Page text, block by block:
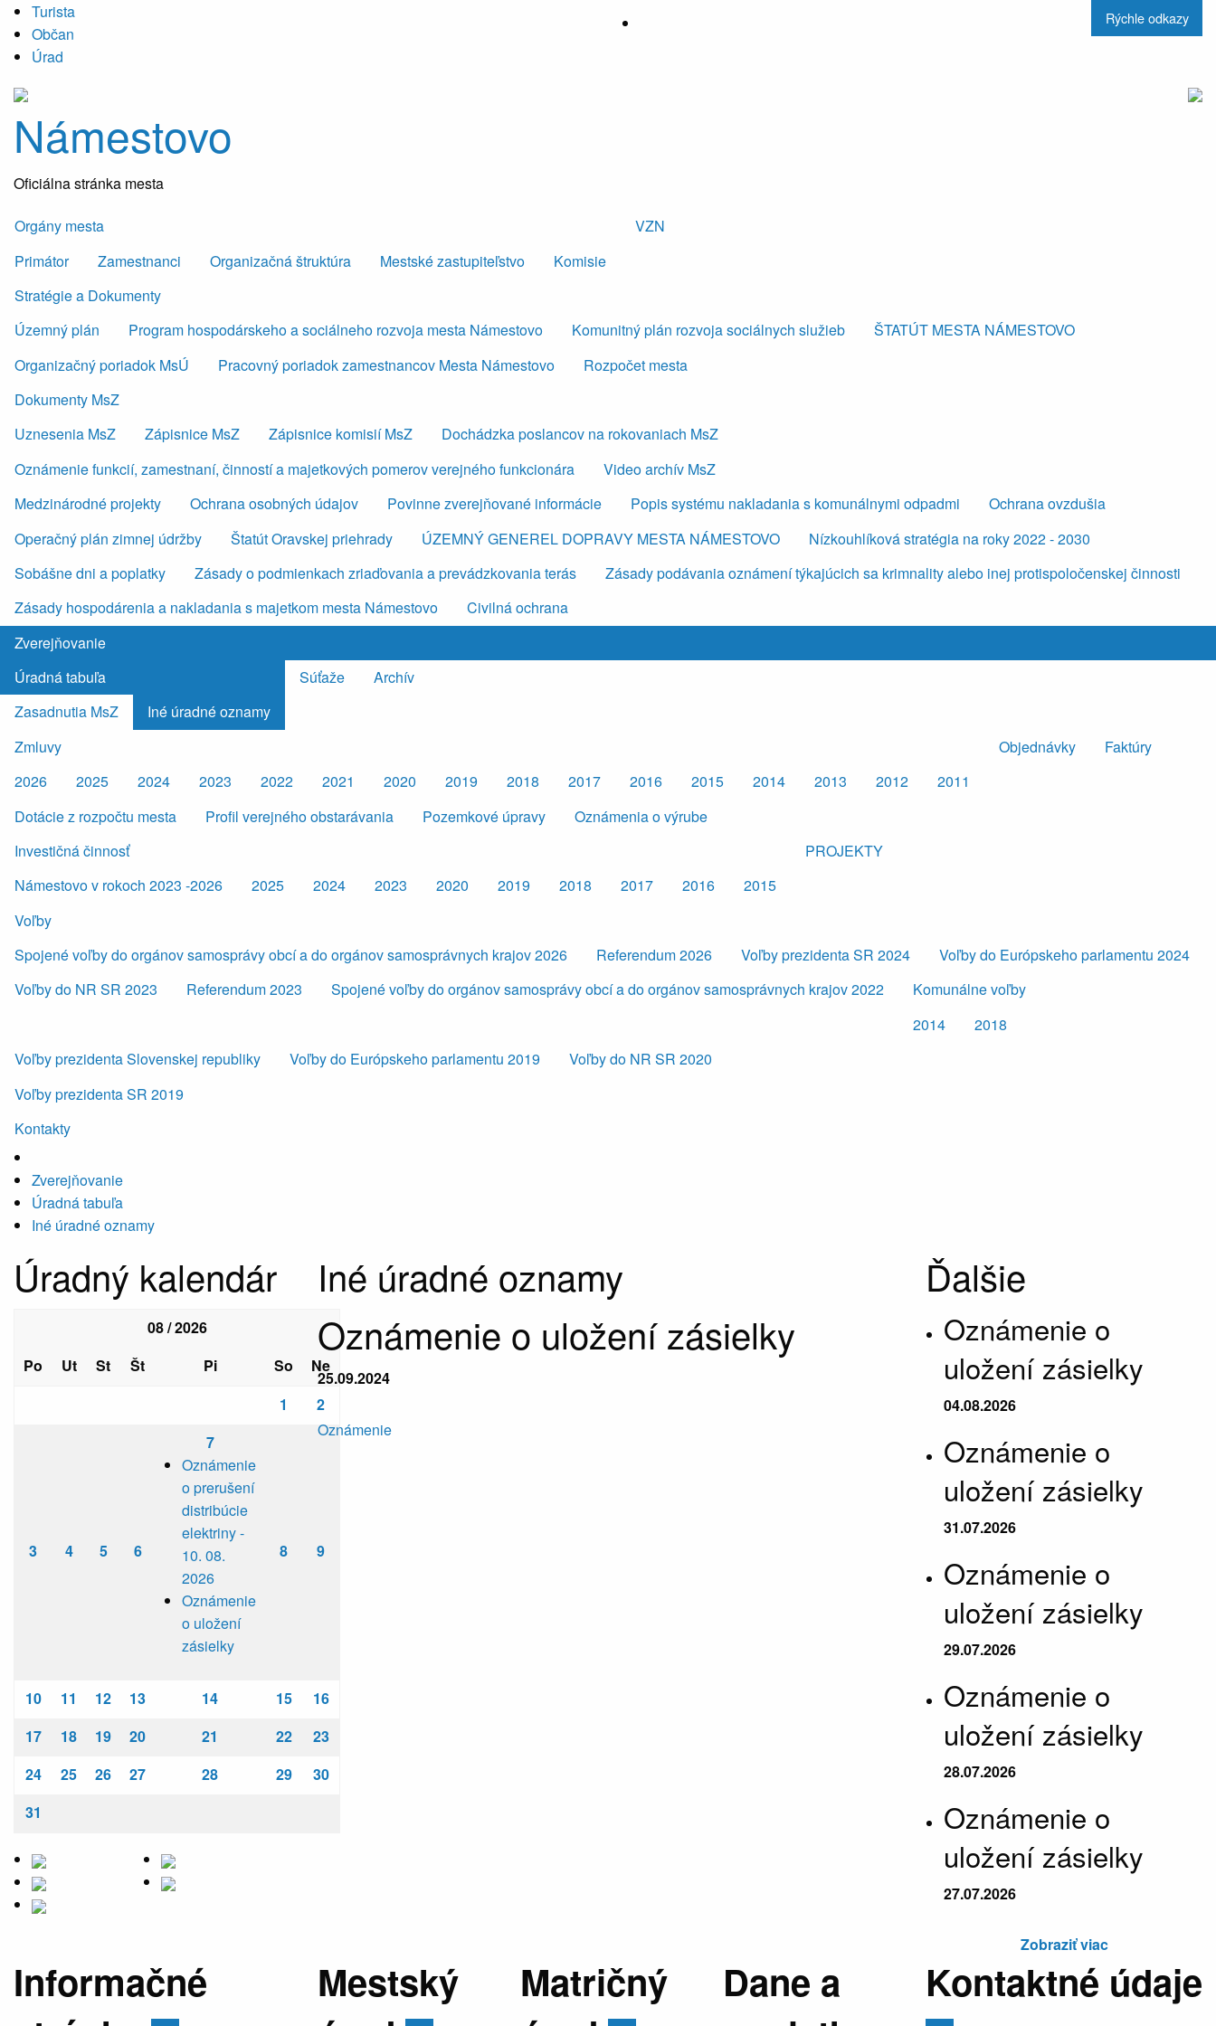
Turista
Občan
Úrad
Rýchle odkazy
Námestovo
Oficiálna stránka mesta
Orgány mesta
Primátor
Zamestnanci Organizačná štruktúra Mestské zastupiteľstvo Komisie
VZN
Stratégie a Dokumenty
Územný plán
Program hospodárskeho a sociálneho rozvoja mesta Námestovo Komunitný plán rozvoja sociálnych služieb
ŠTATÚT MESTA NÁMESTOVO
Organizačný poriadok MsÚ
Pracovný poriadok zamestnancov Mesta Námestovo
Rozpočet mesta
Dokumenty MsZ
Uznesenia MsZ
Zápisnice MsZ Zápisnice komisií MsZ
Dochádzka poslancov na rokovaniach MsZ
Oznámenie funkcií, zamestnaní, činností a majetkových pomerov verejného funkcionára
Video archív MsZ
Medzinárodné projekty
Ochrana osobných údajov Povinne zverejňované informácie Popis systému nakladania s komunálnymi odpadmi
Ochrana ovzdušia
Operačný plán zimnej údržby
Štatút Oravskej priehrady ÚZEMNÝ GENEREL DOPRAVY MESTA NÁMESTOVO
Nízkouhlíková stratégia na roky 2022 - 2030
Sobášne dni a poplatky
Zásady o podmienkach zriaďovania a prevádzkovania terás
Zásady podávania oznámení týkajúcich sa krimnality alebo inej protispoločenskej činnosti
Zásady hospodárenia a nakladania s majetkom mesta Námestovo
Civilná ochrana
Zverejňovanie
Úradná tabuľa
Zasadnutia MsZ
Iné úradné oznamy
Súťaže Archív
Zmluvy
2026
2025 2024 2023 2022 2021 2020 2019 2018 2017 2016 2015 2014 2013 2012 2011
Objednávky Faktúry
Dotácie z rozpočtu mesta Profil verejného obstarávania Pozemkové úpravy
Oznámenia o výrube
Investičná činnosť
Námestovo v rokoch 2023 -2026
2025 2024 2023 2020 2019 2018 2017 2016 2015
PROJEKTY
Voľby
Spojené voľby do orgánov samosprávy obcí a do orgánov samosprávnych krajov 2026
Referendum 2026 Voľby prezidenta SR 2024
Voľby do Európskeho parlamentu 2024
Voľby do NR SR 2023
Referendum 2023 Spojené voľby do orgánov samosprávy obcí a do orgánov samosprávnych krajov 2022
Komunálne voľby
2014
2018
Voľby prezidenta Slovenskej republiky
Voľby prezidenta SR 2019
Voľby do Európskeho parlamentu 2019 Voľby do NR SR 2020
Kontakty
Zverejňovanie
Úradná tabuľa
Iné úradné oznamy
Úradný kalendár
08 / 2026
Po
Ut St Št Pi So
Ne
1
2
3 4 5 6
7
Oznámenie
o prerušení
distribúcie
elektriny -
10. 08.
2026
Oznámenie
o uložení
zásielky
8 9
10 11 12 13 14 15
16
17
18 19 20 21 22
23
24
25 26 27 28 29
30
31
Iné úradné oznamy
Oznámenie o uložení zásielky
25.09.2024
Oznámenie
Ďalšie
Oznámenie o
uložení zásielky
04.08.2026
Oznámenie o
uložení zásielky
31.07.2026
Oznámenie o
uložení zásielky
29.07.2026
Oznámenie o
uložení zásielky
28.07.2026
Oznámenie o
uložení zásielky
27.07.2026
Zobraziť viac
Informačné
Mestský
Matričný
Dane a
Kontaktné údaje